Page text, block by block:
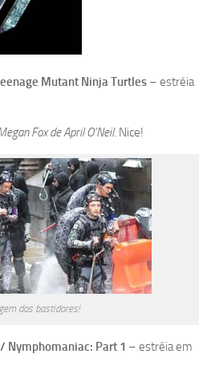
Mutant Ninja Turtles – estréia
Fox de April O’Neil. Nice!
dos bastidores!
Nymphomaniac: Part 1 – estréia em